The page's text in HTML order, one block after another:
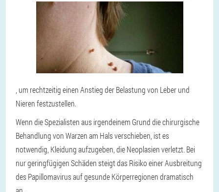
, um rechtzeitig einen Anstieg der Belastung von Leber und
Nieren festzustellen.
Wenn die Spezialisten aus irgendeinem Grund die chirurgische
Behandlung von Warzen am Hals verschieben, ist es
notwendig, Kleidung aufzugeben, die Neoplasien verletzt. Bei
nur geringfügigen Schäden steigt das Risiko einer Ausbreitung
des Papillomavirus auf gesunde Körperregionen dramatisch